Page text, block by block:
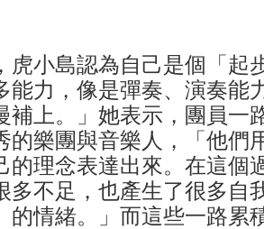
虎小島認為自己是個「起
能力，像是彈奏、演奏能
補上。」她表示，團員一
的樂團與音樂人，「他們
的理念表達出來。在這個
多不足，也產生了很多自
的情緒。」而這些一路累